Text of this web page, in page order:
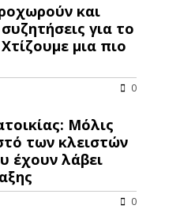
και
για το
μια πιο
0
Μόλις
των κλειστών
έχουν λάβει
0